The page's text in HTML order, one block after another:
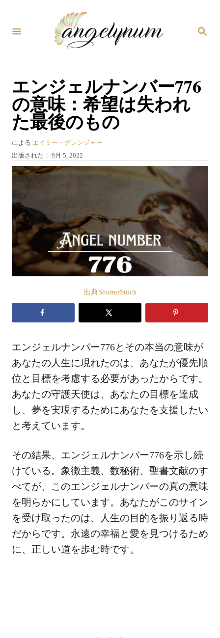
検
エンジェルナンバー776
の意味：希望は失われ
た最後のもの
による 著
者
エイミー・グレンジャー
投
稿
日
出版された： 9月 5, 2022
出典ShutterStock
エンジェルナンバー776とその本当の意味が
あなたの人生に現れたのは、あなたが優先順
位と目標を考慮する必要があったからです。
あなたの守護天使は、あなたの目標を達成
し、夢を実現するためにあなたを支援したい
と考えています。
その結果、エンジェルナンバー776を示し続
けている。象徴主義、数秘術、聖書文献のす
べてが、このエンジェルナンバーの真の意味
を明らかにしています。あなたがこのサイン
を受け取ったのは、人生の目的を振り返る時
だからです。永遠の幸福と愛を見つけるため
に、正しい道を歩む時です。